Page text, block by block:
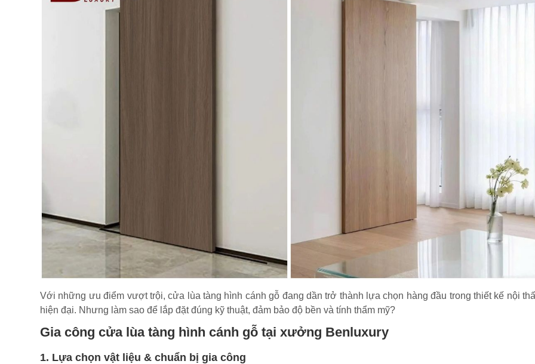
Với những ưu điểm vượt trội, cửa lùa tàng hình cánh gỗ đang dần trở thành lựa chọn hàng đầu trong thiết kế nội
hiện đại. Nhưng làm sao để lắp đặt đúng kỹ thuật, đảm bảo độ bền và tính thẩm mỹ?
Gia công cửa lùa tàng hình cánh gỗ tại xưởng Benluxury
1. Lựa chọn vật liệu & chuẩn bị gia công